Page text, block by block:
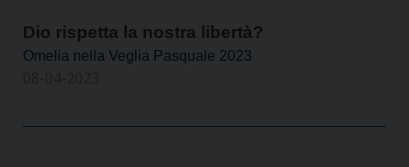
Dio rispetta la nostra libertà?
Omelia nella Veglia Pasquale 2023